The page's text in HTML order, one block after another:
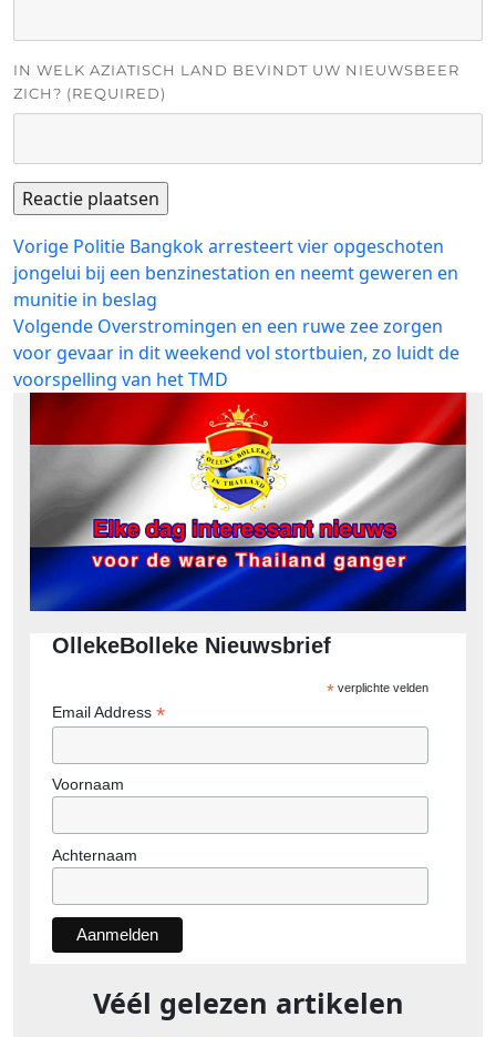
IN WELK AZIATISCH LAND BEVINDT UW NIEUWSBEER
ZICH? (REQUIRED)
Bericht
navigatie
Vorige Vorig
bericht:
Politie Bangkok arresteert vier opgeschoten
jongelui bij een benzinestation en neemt geweren en
munitie in beslag
Volgende Volgend
bericht:
Overstromingen en een ruwe zee zorgen
voor gevaar in dit weekend vol stortbuien, zo luidt de
voorspelling van het TMD
OllekeBolleke Nieuwsbrief
*verplichte velden
Email Address *
Voornaam
Achternaam
Véél gelezen artikelen